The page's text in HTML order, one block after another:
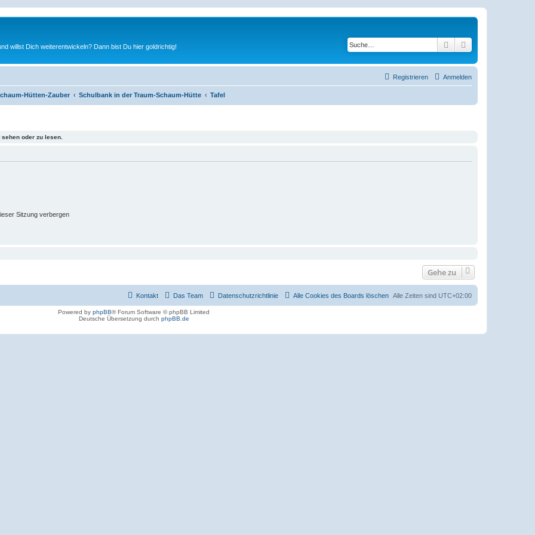
willst Dich weiterentwickeln? Dann bist Du hier goldrichtig! Suche
Anmelden
Registrieren
Hütten-Zauber Schulbank in der Traum-Schaum-Hütte Tafel
oder zu lesen.
Sitzung verbergen
Gehe zu
Alle Zeiten sind UTC+02:00
Alle Cookies des Boards löschen
Datenschutzrichtlinie
Das Team
Kontakt
Powered by phpBB® Forum Software © phpBB Limited
Deutsche Übersetzung durch phpBB.de